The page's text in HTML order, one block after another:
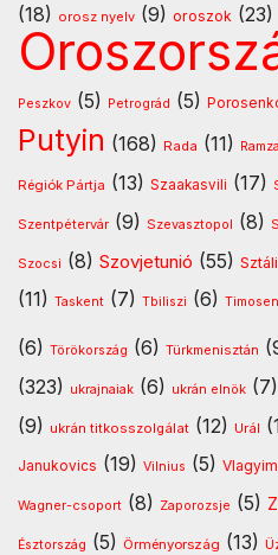
(18) orosz nyelv (9) oroszok (23)
Peszkov (5) Petrográd (5)
Putyin (168) Rada (11)
Régiók Pártja (13) Szaakasvili (17)
Szentpétervár (9) Szevasztopol (8)
Szocsi (8) Szovjetunió (55)
(11) Taskent (7) Tbiliszi (6)
(6) Törökország (6) Türkmenisztán
(323) ukrajnaiak (6) ukrán elnök (7)
(9) ukrán titkosszolgálat (12) Urál
Janukovics (19) Vilnius (5)
Wagner-csoport (8) Zaporozsje (5)
Észtország (5) Örményország (13)